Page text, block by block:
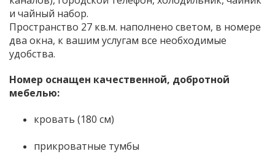
и чайный набор.
Пространство 27 кв.м. наполнено светом, в номере
два окна, к вашим услугам все необходимые
удобства.
Номер оснащен качественной, добротной
мебелью:
кровать (180 см)
прикроватные тумбы